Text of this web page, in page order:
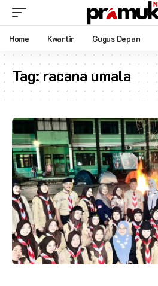
Home Kwartir Gugus Depan
Tag:racana umala